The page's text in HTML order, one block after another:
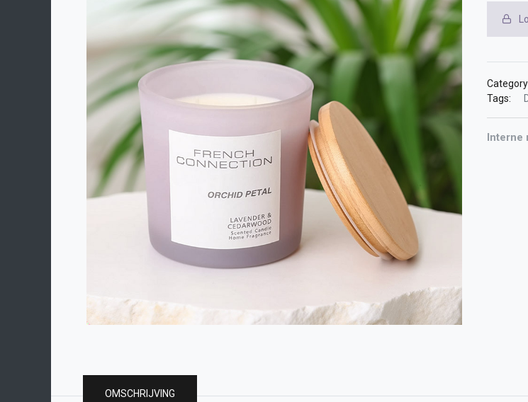
Tags:
OMSCHRIJVING